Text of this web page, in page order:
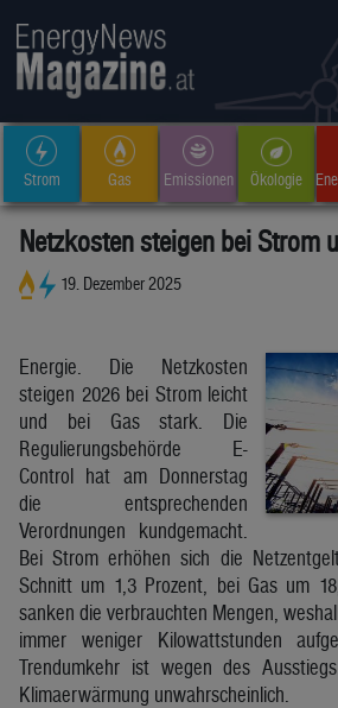
Strom Gas Emissionen Ökologie
Netzkosten steigen bei Strom
19. Dezember 2025
Energie. Die Netzkosten
steigen 2026 bei Strom leicht
und bei Gas stark. Die
Regulierungsbehörde E-
Control hat am Donnerstag
die entsprechenden
Verordnungen kundgemacht.
Bei Strom erhöhen sich die
Schnitt um 1,3 Prozent, bei Gas um
sanken die verbrauchten Mengen,
immer weniger Kilowattstunden
Trendumkehr ist wegen des
Klimaerwärmung unwahrscheinlich.